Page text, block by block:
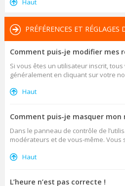
PRÉFÉRENCES ET
Comment puis-je modifier mes
Si vous êtes un utilisateur inscrit,
généralement en cliquant sur votre
Haut
Comment puis-je masquer
Dans le panneau de contrôle de
modérateurs et de vous-même.
Haut
L’heure n’est pas correcte !